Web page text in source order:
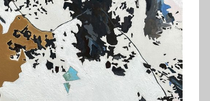
h